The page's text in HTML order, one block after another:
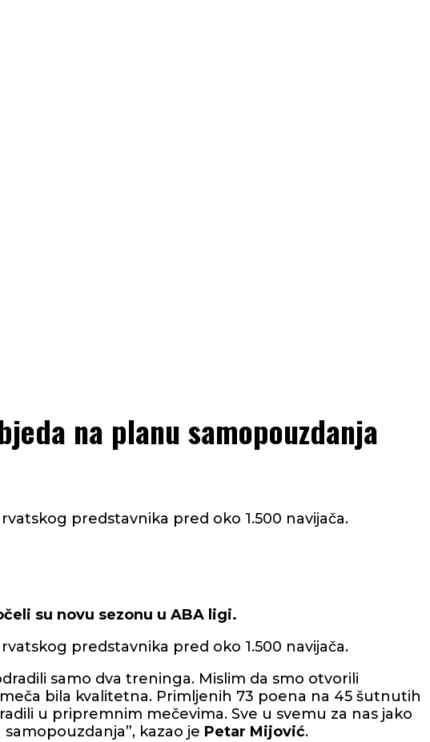
na planu samopouzdanja
predstavnika pred oko 1.500 navijača.
su novu sezonu u ABA ligi.
predstavnika pred oko 1.500 navijača.
samo dva treninga. Mislim da smo otvorili
bila kvalitetna. Primljenih 73 poena na 45 šutnutih
u pripremnim mečevima. Sve u svemu za nas jako
kazao je Petar Mijović.